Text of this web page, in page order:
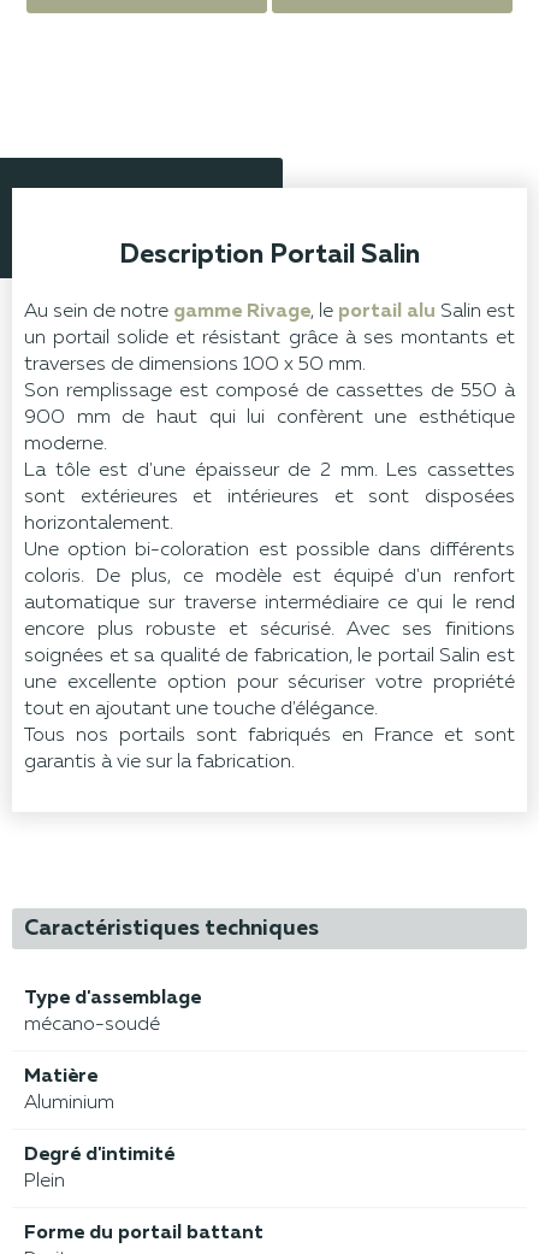
Description Portail Salin
Au sein de notre gamme Rivage, le portail alu Salin est
un portail solide et résistant grâce à ses montants et
traverses de dimensions 100 x 50 mm.
Son remplissage est composé de cassettes de 550 à
900 mm de haut qui lui confèrent une esthétique
moderne.
La tôle est d'une épaisseur de 2 mm. Les cassettes
sont extérieures et intérieures et sont disposées
horizontalement.
Une option bi-coloration est possible dans différents
coloris. De plus, ce modèle est équipé d'un renfort
automatique sur traverse intermédiaire ce qui le rend
encore plus robuste et sécurisé. Avec ses finitions
soignées et sa qualité de fabrication, le portail Salin est
une excellente option pour sécuriser votre propriété
tout en ajoutant une touche d'élégance.
Tous nos portails sont fabriqués en France et sont
garantis à vie sur la fabrication.
Caractéristiques techniques
Type d'assemblage
mécano-soudé
Matière
Aluminium
Degré d'intimité
Plein
Forme du portail battant